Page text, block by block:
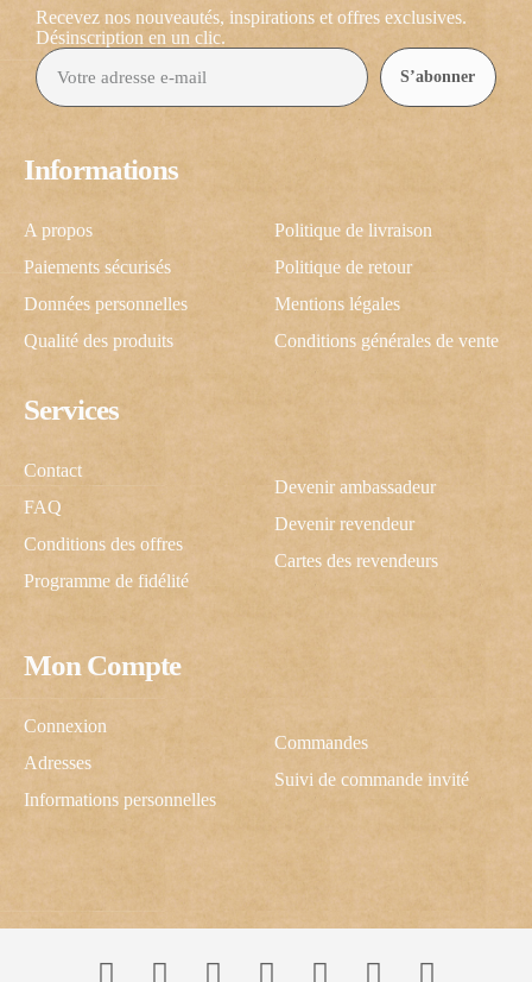
Mon Compte
Connexion
Adresses
Informations personnelles
Commandes
Suivi de commande invité
Services
Contact
FAQ
Conditions des offres
Programme de fidélité
Devenir ambassadeur
Devenir revendeur
Cartes des revendeurs
Informations
A propos
Paiements sécurisés
Données personnelles
Qualité des produits
Politique de livraison
Politique de retour
Mentions légales
Conditions générales de vente
Recevez nos nouveautés, inspirations et offres exclusives.
Désinscription en un clic.
S’abonner
C'est cadeau !
Une inscription, -10% pour vous !